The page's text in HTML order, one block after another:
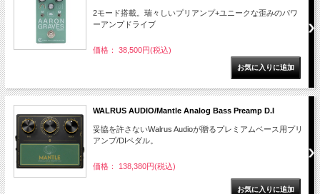
2モード搭載。瑞々しいプリアンプ+ユニークな歪みのパワ
ーアンプドライブ
価格： 38,500円(税込)
WALRUS AUDIO/Mantle Analog Bass Preamp D.I
妥協を許さないWalrus Audioが贈るプレミアムベース用プリ
アンプ/DIペダル。
価格： 138,380円(税込)